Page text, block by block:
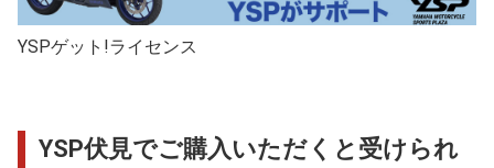
YSPゲット!ライセンス
YSP伏見でご購入いただくと受けられ